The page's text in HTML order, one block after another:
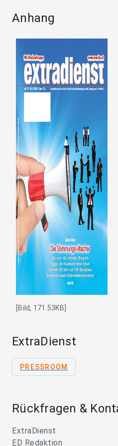
Anhang
[Bild, 171.53KB]
ExtraDienst
PRESSROOM
Rückfragen &
ExtraDienst
ED Redaktion